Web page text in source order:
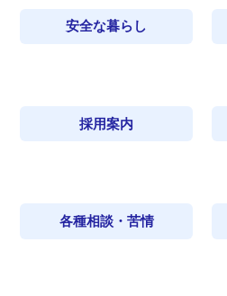
安全な暮らし
採用案内
各種相談・苦情